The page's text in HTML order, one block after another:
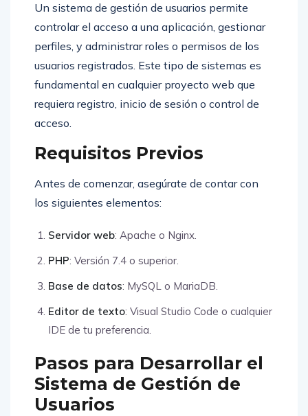
Un sistema de gestión de usuarios permite
controlar el acceso a una aplicación, gestionar
perfiles, y administrar roles o permisos de los
usuarios registrados. Este tipo de sistemas es
fundamental en cualquier proyecto web que
requiera registro, inicio de sesión o control de
acceso.
Requisitos Previos
Antes de comenzar, asegúrate de contar con
los siguientes elementos:
Servidor web: Apache o Nginx.
PHP: Versión 7.4 o superior.
Base de datos: MySQL o MariaDB.
Editor de texto: Visual Studio Code o cualquier
IDE de tu preferencia.
Pasos para Desarrollar el
Sistema de Gestión de
Usuarios